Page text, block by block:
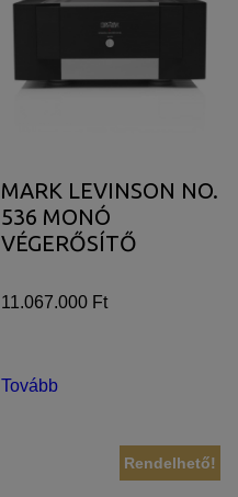
MARK LEVINSON NO.
536 MONÓ
VÉGERŐSÍTŐ
11.067.000 Ft
Tovább
Rendelhető!